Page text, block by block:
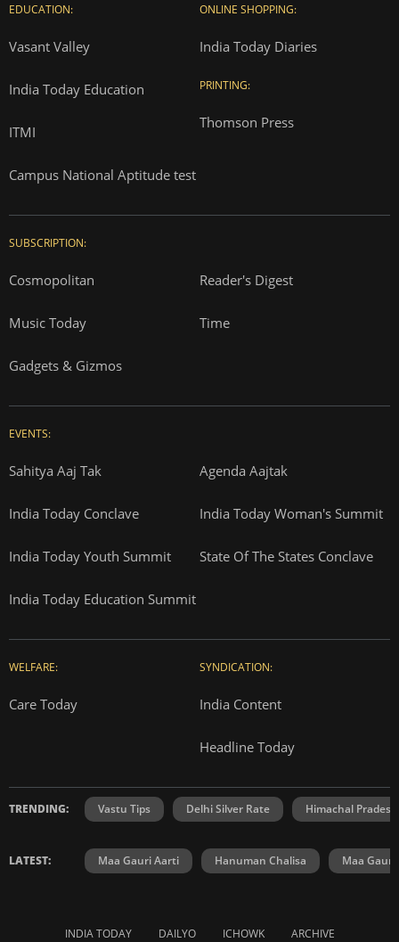
EDUCATION:
Vasant Valley
India Today Education
ITMI
Campus National Aptitude test
ONLINE SHOPPING:
India Today Diaries
PRINTING:
Thomson Press
SUBSCRIPTION:
Cosmopolitan Reader's Digest
Music Today Time
Gadgets & Gizmos
EVENTS:
Sahitya Aaj Tak Agenda Aajtak
India Today Conclave India Today Woman's Summit
India Today Youth Summit State Of The States Conclave
India Today Education Summit
WELFARE:
Care Today
SYNDICATION:
India Content
Headline Today
TRENDING: Vastu Tips Delhi Silver Rate Himachal
LATEST: Maa Gauri Aarti Hanuman Chalisa Maa Gauri
INDIA TODAY DAILYO ICHOWK ARCHIVE